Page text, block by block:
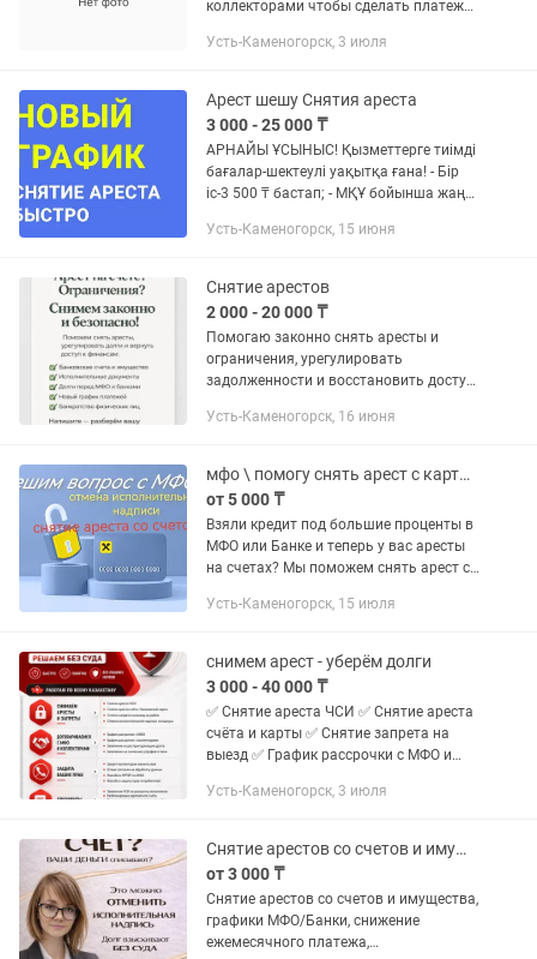
коллекторами чтобы сделать платеж
консультацией обращайтесь в
Усть-Каменогорск, 3 июля
Арест шешу Снятия ареста
3 000 - 25 000 ₸
АРНАЙЫ ҰСЫНЫС! Қызметтерге тиімді
бағалар-шектеулі уақытқа ғана! - Бір
іс-3 500 ₸ бастап; - МҚҰ бойынша жаңа
банктердің несиелері-5 000 ₸ бастап,
Усть-Каменогорск, 15 июня
Снятие арестов
2 000 - 20 000 ₸
Помогаю законно снять аресты и
ограничения, урегулировать
задолженности и восстановить доступ
имущества Отмена исполнительных
Усть-Каменогорск, 16 июня
мфо \ помогу снять арест с карты и списать долг!
от 5 000 ₸
Взяли кредит под большие проценты в
МФО или Банке и теперь у вас аресты
на счетах? Мы поможем снять арест со
Снятие арестов быстро и эффективно
Усть-Каменогорск, 15 июля
снимем арест - уберём долги
3 000 - 40 000 ₸
✅ Снятие ареста ЧСИ ✅ Снятие ареста
счёта и карты ✅ Снятие запрета на
выезд ✅ График рассрочки с МФО и
исполнительной надписи ✅
долгов ✅ Жалобы на...
Усть-Каменогорск, 3 июля
Снятие арестов со счетов и имущества, восстановление платёжеспособности
от 3 000 ₸
Снятие арестов со счетов и имущества,
графики МФО/Банки, снижение
ежемесячного платежа,